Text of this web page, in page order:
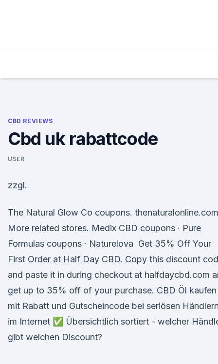
CBD REVIEWS
Cbd uk rabattcode
USER
zzgl.
The Natural Glow Co coupons. thenaturalonline.com
More related stores. Medix CBD coupons · Pure
Formulas coupons · Naturelova Get 35% Off Your
First Order at Half Day CBD. Copy this discount
and paste it in during checkout at halfdaycbd.com
get up to 35% off of your purchase. CBD Öl kaufen
mit Rabatt und Gutscheincode bei seriösen Händlern
im Internet ✅ Übersichtlich sortiert - welcher
gibt welchen Discount?